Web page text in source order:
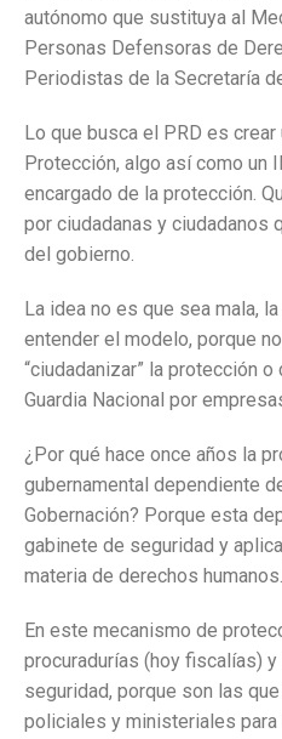
autónomo que sustituya al
Personas Defensoras de
Periodistas de la Secretaría
Lo que busca el PRD es
Protección, algo así como un
encargado de la protección.
por ciudadanas y ciudadanos
del gobierno.
La idea no es que sea mala,
entender el modelo, porque
“ciudadanizar” la protección
Guardia Nacional por
¿Por qué hace once años la
gubernamental dependiente
Gobernación? Porque esta
gabinete de seguridad y
materia de derechos humanos.
En este mecanismo de
procuradurías (hoy fiscalías)
seguridad, porque son las
policiales y ministeriales